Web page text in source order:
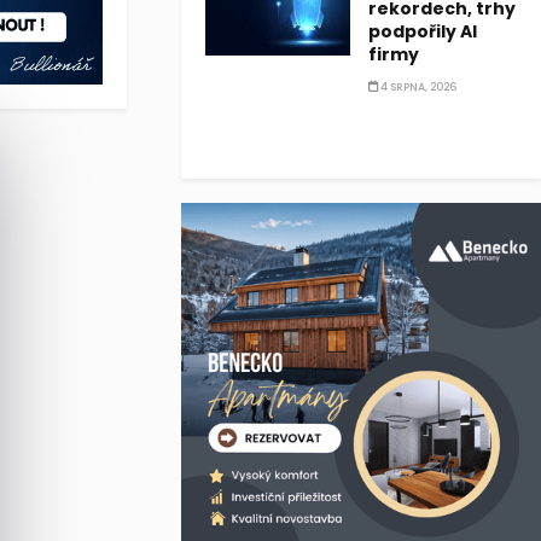
rekordech, trhy
podpořily AI
firmy
4 SRPNA, 2026